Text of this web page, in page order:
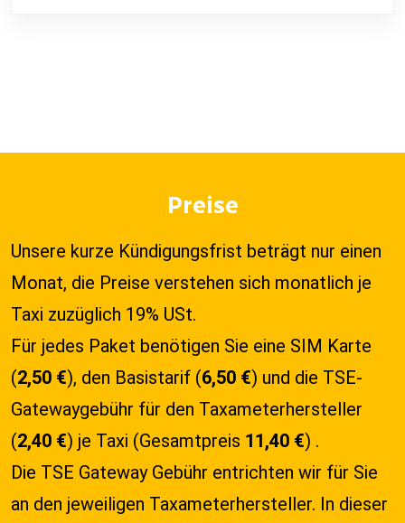
Preise
Unsere kurze Kündigungsfrist beträgt nur einen
Monat, die Preise verstehen sich monatlich je
Taxi zuzüglich 19% USt.
Für jedes Paket benötigen Sie eine SIM Karte
(2,50 €), den Basistarif (6,50 €) und die TSE-
Gatewaygebühr für den Taxameterhersteller
(2,40 €) je Taxi (Gesamtpreis 11,40 €) .
Die TSE Gateway Gebühr entrichten wir für Sie
an den jeweiligen Taxameterhersteller. In dieser